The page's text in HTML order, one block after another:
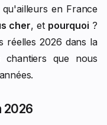
en France
cher, et pourquoi ?
réelles 2026 dans la
que nous
2026